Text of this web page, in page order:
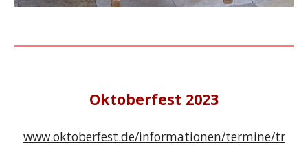
Oktoberfest 2023
www.oktoberfest.de/informationen/termine/tr